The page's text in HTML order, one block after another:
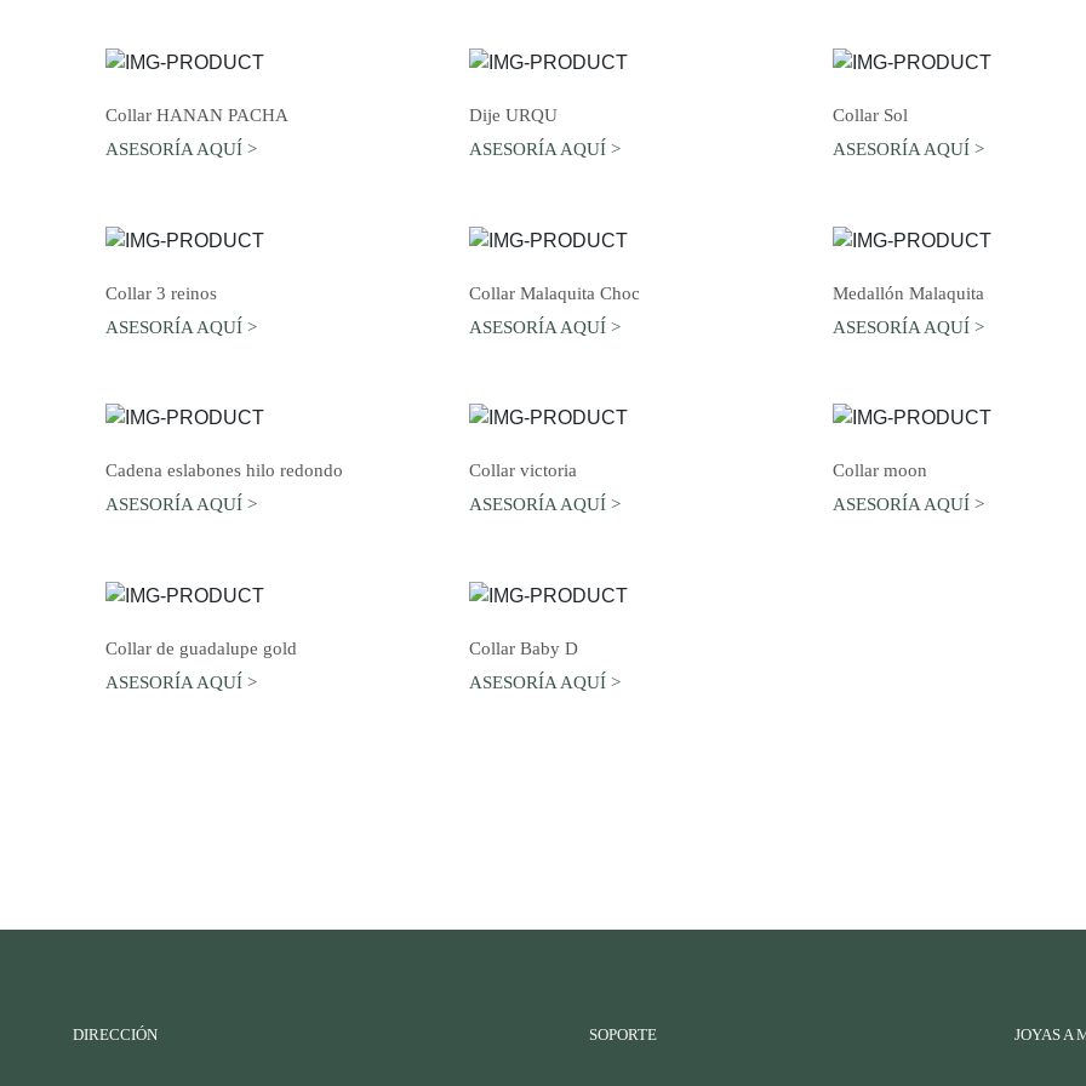
AGREGAR AL CARRO
Collar HANAN PACHA
ASESORÍA AQUÍ >
Dije URQU
ASESORÍA AQUÍ >
Collar Sol
ASESORÍA AQUÍ >
Collar 3 reinos
ASESORÍA AQUÍ >
AGREGAR AL CARRO
Collar Malaquita Choc
ASESORÍA AQUÍ >
AGREGAR AL CARRO
Medallón Malaquita
ASESORÍA AQUÍ >
AGREGAR AL CARRO
Cadena eslabones hilo redondo
ASESORÍA AQUÍ >
AGREGAR AL CARRO
Collar victoria
ASESORÍA AQUÍ >
Collar moon
ASESORÍA AQUÍ >
AGREGAR AL CARRO
Collar de guadalupe gold
ASESORÍA AQUÍ >
AGREGAR AL CARRO
Collar Baby D
ASESORÍA AQUÍ >
DIRECCIÓN SOPORTE JOYAS A